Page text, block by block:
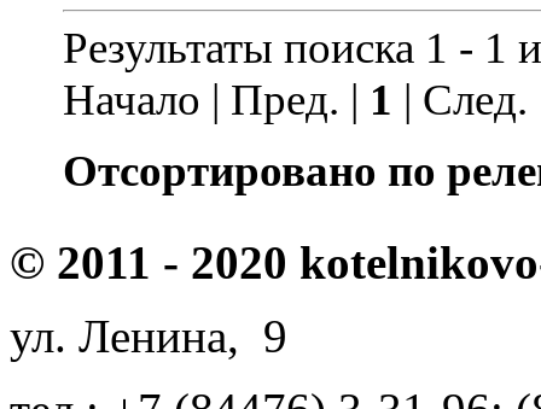
Результаты поиска 1 - 1
Начало | Пред. | 1 |
Отсортировано по
© 2011 - 2020
ул. Ленина, 9